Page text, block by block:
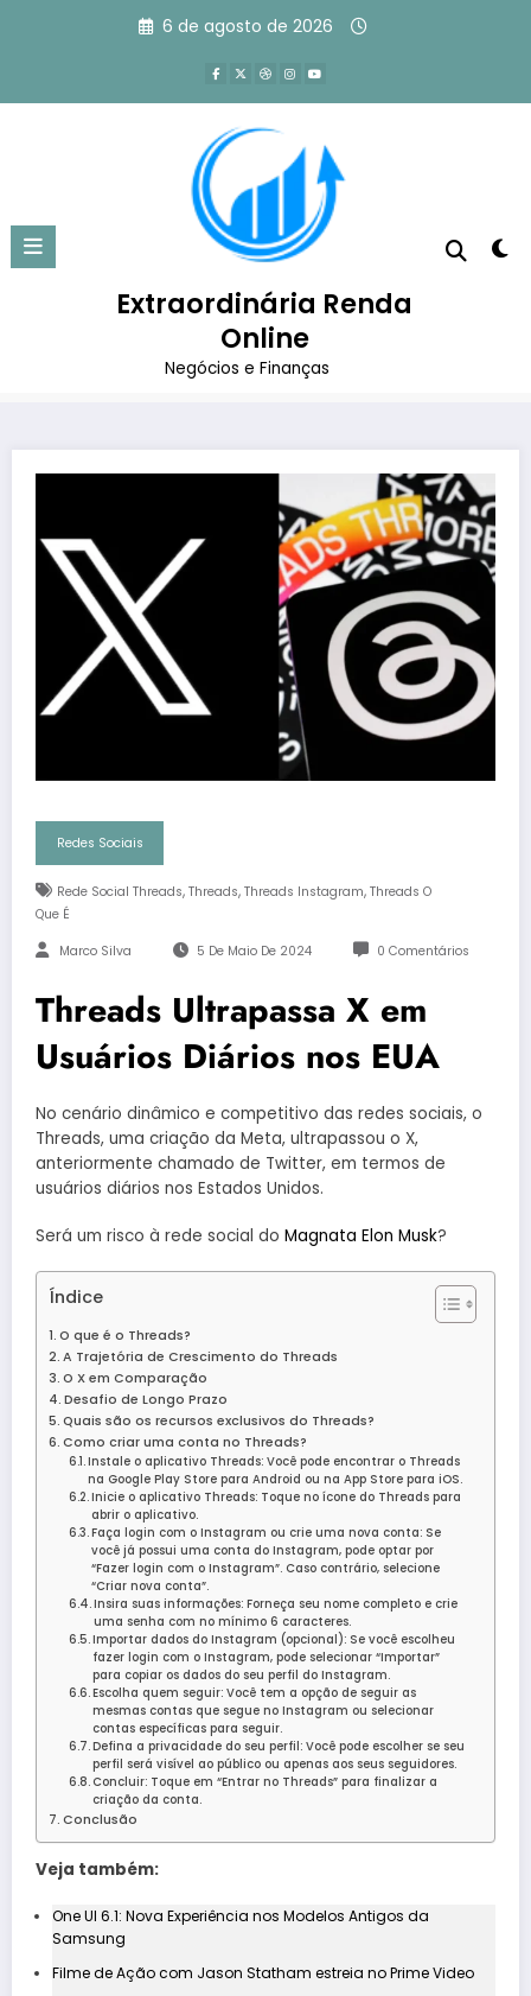
6 de agosto de 2026
Extraordinária Renda
Online
Negócios e Finanças
Threads Ultrapassa X em
Usuários Diários nos EUA
Página inicial Marketing Digital
Redes Sociais
Threads Ultrapassa X em Usuários Diários nos EUA
Redes Sociais
Rede Social Threads, Threads, Threads Instagram, Threads O
Que É
Marco Silva 5 De Maio De 2024 0 Comentários
Threads Ultrapassa X em
Usuários Diários nos EUA
No cenário dinâmico e competitivo das redes sociais, o
Threads, uma criação da Meta, ultrapassou o X,
anteriormente chamado de Twitter, em termos de
usuários diários nos Estados Unidos.
Será um risco à rede social do Magnata Elon Musk?
Índice
O que é o Threads?
A Trajetória de Crescimento do Threads
O X em Comparação
Desafio de Longo Prazo
Quais são os recursos exclusivos do Threads?
Como criar uma conta no Threads?
Instale o aplicativo Threads: Você pode encontrar o Threads
na Google Play Store para Android ou na App Store para iOS.
Inicie o aplicativo Threads: Toque no ícone do Threads para
abrir o aplicativo.
Faça login com o Instagram ou crie uma nova conta: Se
você já possui uma conta do Instagram, pode optar por
“Fazer login com o Instagram”. Caso contrário, selecione
“Criar nova conta”.
Insira suas informações: Forneça seu nome completo e crie
uma senha com no mínimo 6 caracteres.
Importar dados do Instagram (opcional): Se você escolheu
fazer login com o Instagram, pode selecionar “Importar”
para copiar os dados do seu perfil do Instagram.
Escolha quem seguir: Você tem a opção de seguir as
mesmas contas que segue no Instagram ou selecionar
contas específicas para seguir.
Defina a privacidade do seu perfil: Você pode escolher se seu
perfil será visível ao público ou apenas aos seus seguidores.
Concluir: Toque em “Entrar no Threads” para finalizar a
criação da conta.
Conclusão
Veja também:
One UI 6.1: Nova Experiência nos Modelos Antigos da
Samsung
Filme de Ação com Jason Statham estreia no Prime Video